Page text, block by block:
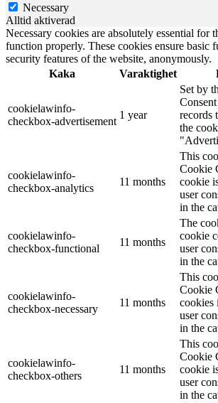
Necessary
Alltid aktiverad
Necessary cookies are absolutely essential for
function properly. These cookies ensure basic
security features of the website, anonymously.
Kaka
Varaktighet
cookielawinfo-
checkbox-advertisement
1 year
Set by
records
the
cookielawinfo-
checkbox-analytics
11 months
This
Cookie
cookie
user
in the
cookielawinfo-
checkbox-functional
11 months
The
cookie
user
in the
cookielawinfo-
checkbox-necessary
11 months
This
Cookie
cookies
user
in the
cookielawinfo-
checkbox-others
11 months
This
Cookie
cookie
user
in the